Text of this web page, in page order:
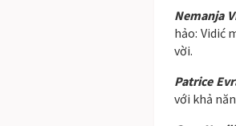
Nemanja
hảo: Vidić
vời.
Patrice
với khả